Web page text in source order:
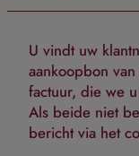
U vindt uw
aankoopbon
factuur, die we
Als beide niet
bericht via het